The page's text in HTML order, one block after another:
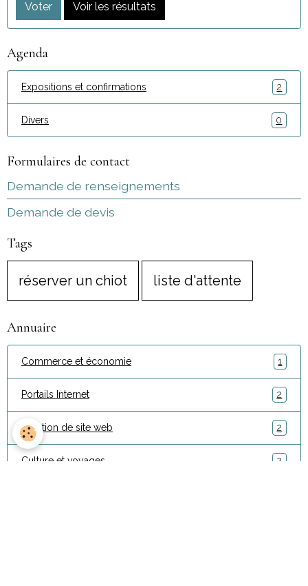
Voter Voir les résultats
Agenda
Expositions et confirmations 2
Divers 0
Formulaires de contact
Demande de renseignements
Demande de devis
Tags
réserver un chiot liste d'attente
Annuaire
Commerce et économie 1
Portails Internet 2
Création de site web 2
Culture et voyages 2